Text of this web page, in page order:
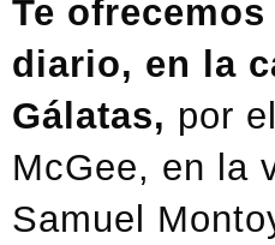
Te
diario, en la
Gálatas, por
McGee, en la
Samuel